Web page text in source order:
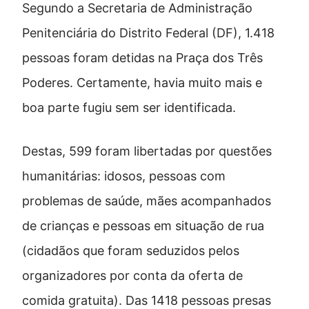
Segundo a Secretaria de Administração
Penitenciária do Distrito Federal (DF), 1.418
pessoas foram detidas na Praça dos Três
Poderes. Certamente, havia muito mais e
boa parte fugiu sem ser identificada.
Destas, 599 foram libertadas por questões
humanitárias: idosos, pessoas com
problemas de saúde, mães acompanhados
de crianças e pessoas em situação de rua
(cidadãos que foram seduzidos pelos
organizadores por conta da oferta de
comida gratuita). Das 1418 pessoas presas